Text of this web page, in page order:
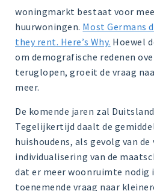
woningmarkt bestaat voor
huurwoningen. Most Germans
they rent. Here’s Why. Hoewel
om demografische redenen
teruglopen, groeit de vraag
meer.
De komende jaren zal
Tegelijkertijd daalt de
huishoudens, als gevolg van
individualisering van de
dat er meer woonruimte nodig
toenemende vraag naar